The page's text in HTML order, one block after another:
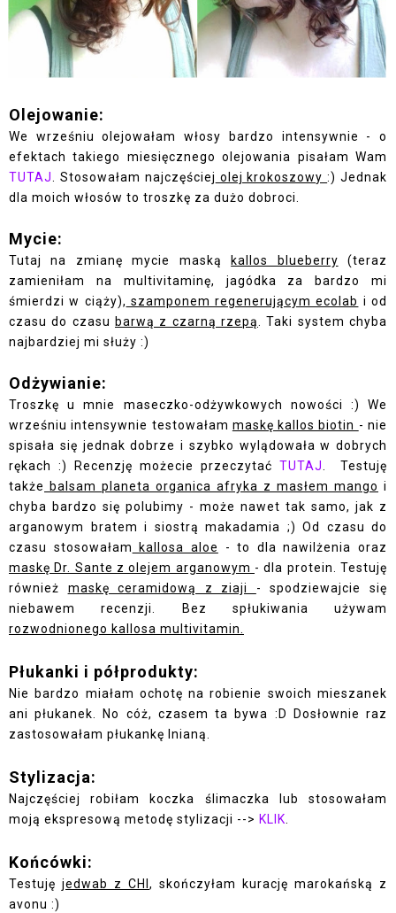
Olejowanie:
We wrześniu olejowałam włosy bardzo intensywnie - o
efektach takiego miesięcznego olejowania pisałam Wam
TUTAJ
. Stosowałam najczęściej olej krokoszowy:) Jednak
dla moich włosów to troszkę za dużo dobroci.
Mycie:
Tutaj na zmianę mycie maską kallos blueberry (teraz
zamieniłam na multivitaminę, jagódka za bardzo mi
śmierdzi w ciąży), szamponem regenerującym ecolab i od
czasu do czasu barwą z czarną rzepą
. Taki system chyba
najbardziej mi służy :)
Odżywianie:
Troszkę u mnie maseczko-odżywkowych nowości :) We
wrześniu intensywnie testowałam maskę kallos biotin - nie
spisała się jednak dobrze i szybko wylądowała w dobrych
rękach :) Recenzję możecie przeczytać TUTAJ
. Testuję
także
balsam planeta organica afryka z masłem mango i
chyba bardzo się polubimy - może nawet tak samo, jak z
arganowym bratem i siostrą makadamia ;) Od czasu do
czasu stosowałam
kallosa aloe
- to dla nawilżenia oraz
maskę Dr. Sante z olejem arganowym - dla protein. Testuję
również maskę ceramidową z ziaji - spodziewajcie się
niebawem recenzji. Bez spłukiwania używam
rozwodnionego kallosa multivitamin.
Płukanki i półprodukty:
Nie bardzo miałam ochotę na robienie swoich mieszanek
ani płukanek. No cóż, czasem ta bywa :D Dosłownie raz
zastosowałam płukankę lnianą.
Stylizacja:
Najczęściej robiłam koczka ślimaczka lub stosowałam
moją ekspresową metodę stylizacji --> KLIK
Końcówki:
Testuję jedwab z CHI , skończyłam kurację marokańską z
avonu :)